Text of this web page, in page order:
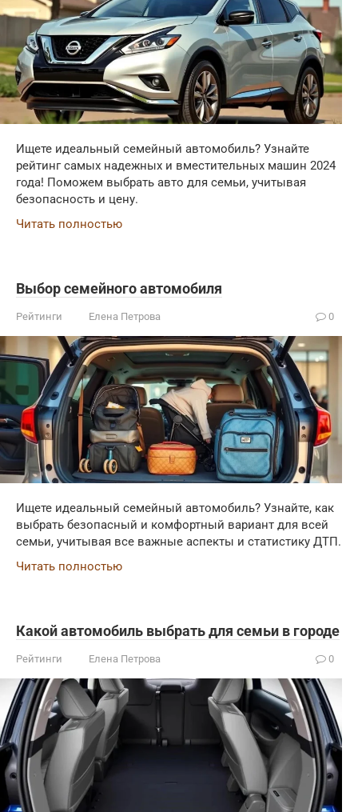
Ищете идеальный семейный автомобиль? Узнайте
рейтинг самых надежных и вместительных машин 2024
года! Поможем выбрать авто для семьи, учитывая
безопасность и цену.
Читать полностью
Выбор семейного автомобиля
Рейтинги Елена Петрова 0
Ищете идеальный семейный автомобиль? Узнайте, как
выбрать безопасный и комфортный вариант для всей
семьи, учитывая все важные аспекты и статистику ДТП.
Читать полностью
Какой автомобиль выбрать для семьи в городе
Рейтинги Елена Петрова 0